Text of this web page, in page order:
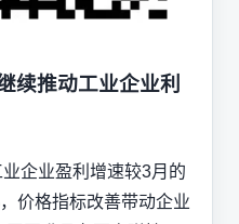
续推动工业企业利
企业盈利增速较3月的
价格指标改善带动企业